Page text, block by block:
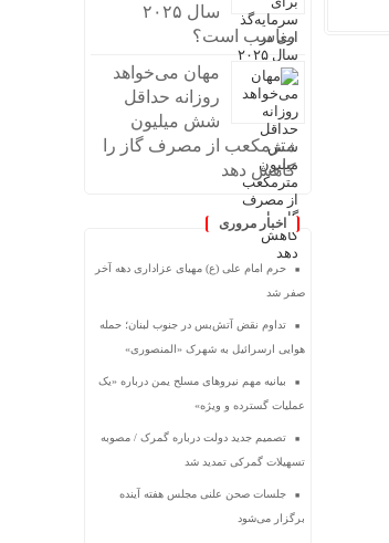
سال ۲۰۲۵
مناسب است؟
مهان می‌خواهد
روزانه حداقل
شش میلیون
مترمکعب از مصرف گاز را
کاهش دهد
اخبار مروری
حرم امام علی (ع) مهیای عزاداری دهه آخر
صفر شد
تداوم نقض آتش‌بس در جنوب لبنان؛ حمله
هوایی ارسرائیل به شهرک «المنصوری»
بیانیه مهم نیروهای مسلح یمن درباره «یک
عملیات گسترده و ویژه»
تصمیم جدید دولت درباره گمرک / مصوبه
تسهیلات گمرکی تمدید شد
جلسات صحن علنی مجلس هفته آینده
برگزار می‌شود